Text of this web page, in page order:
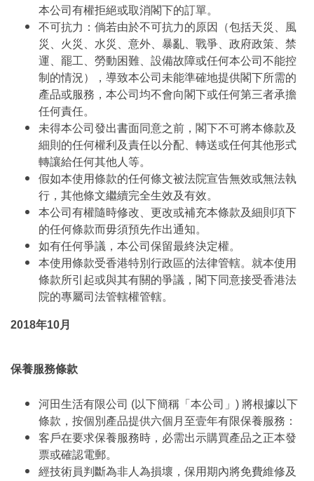
本公司有權拒絕或取消閣下的訂單。
不可抗力：倘若由於不可抗力的原因（包括天災、風
災、火災、水災、意外、暴亂、戰爭、政府政策、禁
運、罷工、勞動困難、設備故障或任何本公司不能控
制的情況），導致本公司未能準確地提供閣下所需的
產品或服務，本公司均不會向閣下或任何第三者承擔
任何責任。
未得本公司發出書面同意之前，閣下不可將本條款及
細則的任何權利及責任以分配、轉送或任何其他形式
轉讓給任何其他人等。
假如本使用條款的任何條文被法院宣告無效或無法執
行，其他條文繼續完全生效及有效。
本公司有權隨時修改、更改或補充本條款及細則項下
的任何條款而毋須預先作出通知。
如有任何爭議，本公司保留最終決定權。
本使用條款受香港特別行政區的法律管轄。就本使用
條款所引起或與其有關的爭議，閣下同意接受香港法
院的專屬司法管轄權管轄。
2018年10月
保養服務條款
河田生活有限公司 (以下簡稱「本公司」) 將根據以下
條款，按個別產品提供六個月至壹年有限保養服務：
客戶在要求保養服務時，必需出示購買產品之正本發
票或確認電郵。
經技術員判斷為非人為損壞，保用期內將免費維修及